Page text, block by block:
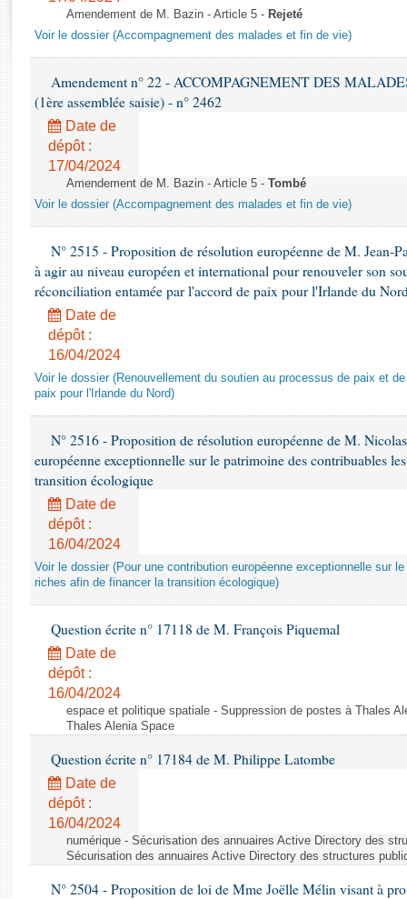
Rapports d'enquête
Dossiers législatifs
Budget et sécurité sociale
Questions écrites et orales
Comptes rendus des débats
Amendement de M. Bazin - Article 5 - Rejeté
Voir le dossier (Accompagnement des malades et fin de vie)
Amendement n° 22 - ACCOMPAGNEMENT DES
(1ère assemblée saisie) - n° 2462
Date de
dépôt :
17/04/2024
Amendement de M. Bazin - Article 5 - Tombé
Voir le dossier (Accompagnement des malades et fin de vie)
N° 2515 - Proposition de résolution européenne de M. Jean-
à agir au niveau européen et international pour renouveler son
réconciliation entamée par l'accord de paix pour l'Irlande du
Date de
dépôt :
16/04/2024
Voir le dossier (Renouvellement du soutien au processus de paix et
paix pour l'Irlande du Nord)
N° 2516 - Proposition de résolution européenne de M.
européenne exceptionnelle sur le patrimoine des contribuables
transition écologique
Date de
dépôt :
16/04/2024
Voir le dossier (Pour une contribution européenne exceptionnelle sur
riches afin de financer la transition écologique)
Question écrite n° 17118 de M. François Piquemal
Date de
dépôt :
16/04/2024
espace et politique spatiale - Suppression de postes à Thales
Thales Alenia Space
Question écrite n° 17184 de M. Philippe Latombe
Date de
dépôt :
16/04/2024
numérique - Sécurisation des annuaires Active Directory des
Sécurisation des annuaires Active Directory des structures
N° 2504 - Proposition de loi de Mme Joëlle Mélin visant à